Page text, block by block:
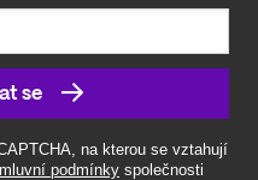
se
na kterou se vztahují
podmínky společnosti